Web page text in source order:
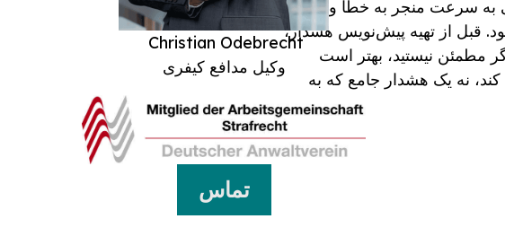
به سرعت منجر به خطا و عدم
قبل از تهیه پیش‌نویس هشدار،
مطمئن نیستید، بهتر است
نه یک هشدار جامع که به
Christian Odebrecht
وکیل مدافع کیفری
تماس